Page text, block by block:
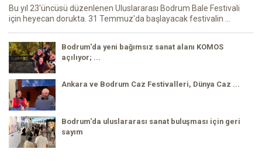
Bu yıl 23'üncüsü düzenlenen Uluslararası Bodrum Bale Festivali
için heyecan dorukta. 31 Temmuz'da başlayacak festivalin ...
Bodrum'da yeni bağımsız sanat alanı KOMOS
açılıyor; ...
Ankara ve Bodrum Caz Festivalleri, Dünya Caz ...
Bodrum'da uluslararası sanat buluşması için geri
sayım